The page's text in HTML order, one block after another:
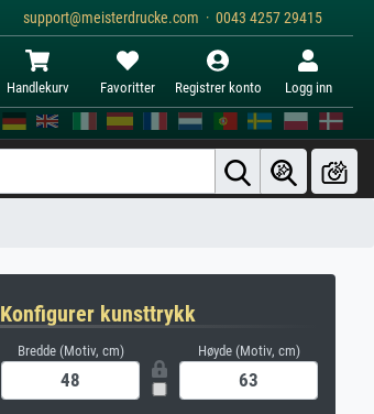
support@meisterdrucke.com · 0043 4257 29415
Handlekurv Favoritter Registrer konto Logg inn
Konfigurer kunsttrykk
Bredde (Motiv, cm) Høyde (Motiv, cm)